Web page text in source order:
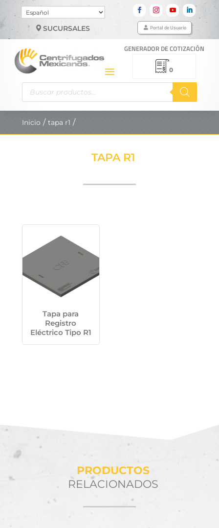
Elegir
un
idiomaSUCURSALES Portal de Usuario
GENERADOR DE COTIZACIÓN
0
Búsqueda
productos
Inicio tapa r1
TAPA R1
Tapa para
Registro
Eléctrico Tipo R1
PRODUCTOS
RELACIONADOS